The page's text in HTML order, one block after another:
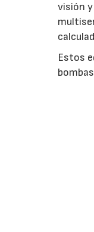
visión
Estos